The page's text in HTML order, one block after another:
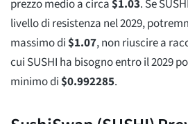
prezzo medio a circa$1.03. Se
livello di resistenza nel 2029,
massimo di$1.07, non riuscire a
cui SUSHI ha bisogno entro il 2029
minimo di$0.992285.